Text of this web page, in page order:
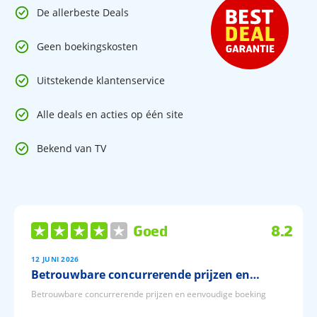
De allerbeste Deals
Geen boekingskosten
Uitstekende klantenservice
Alle deals en acties op één site
Bekend van TV
Goed 8.2
12 JUNI 2026
Betrouwbare concurrerende prijzen en…
Betrouwbare concurrerende prijzen en eenvoudige boeking